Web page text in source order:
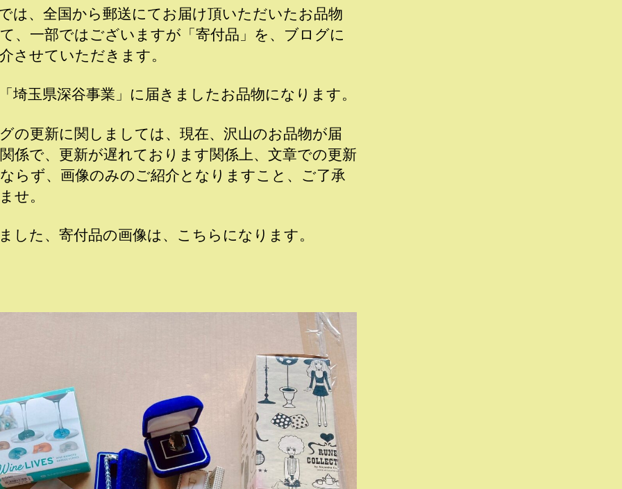
は、全国から郵送にてお届け頂いただいたお品物
、一部ではございますが「寄付品」を、ブログに
させていただきます。
埼玉県深谷事業」に届きましたお品物になります。
の更新に関しましては、現在、沢山のお品物が届
係で、更新が遅れております関係上、文章での更新
らず、画像のみのご紹介となりますこと、ご了承
せ。
した、寄付品の画像は、こちらになります。